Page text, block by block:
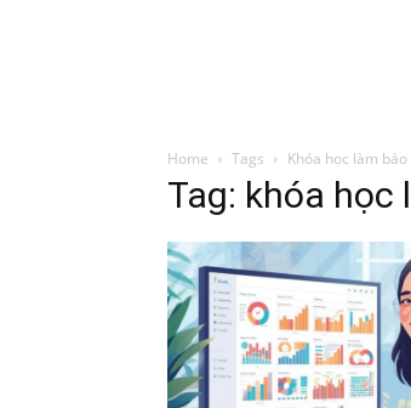
Home Tags Khóa học làm
Tag: khóa